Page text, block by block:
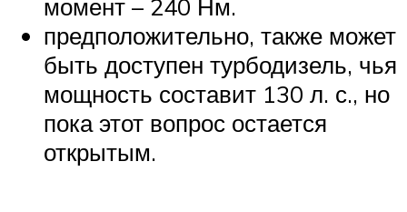
момент – 240 Нм.
предположительно, также может
быть доступен турбодизель, чья
мощность составит 130 л. с., но
пока этот вопрос остается
открытым.